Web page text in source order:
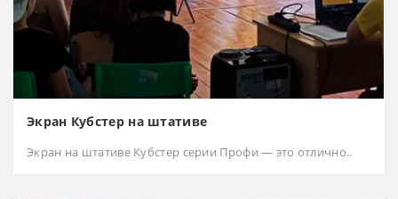
Экран Кубстер на штативе
Экран на штативе Кубстер серии Профи — это отлично..